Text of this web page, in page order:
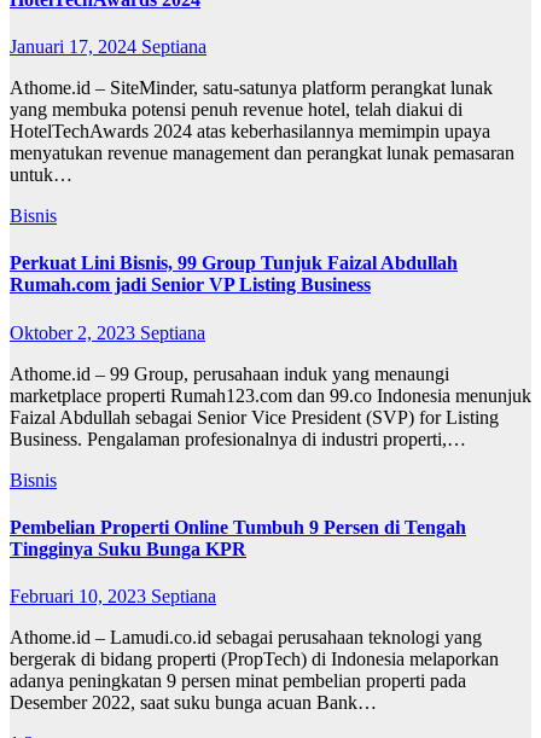
Januari 17, 2024 Septiana
Athome.id – SiteMinder, satu-satunya platform perangkat lunak
yang membuka potensi penuh revenue hotel, telah diakui di
HotelTechAwards 2024 atas keberhasilannya memimpin upaya
menyatukan revenue management dan perangkat lunak pemasaran
untuk…
Bisnis
Perkuat Lini Bisnis, 99 Group Tunjuk Faizal Abdullah
Rumah.com jadi Senior VP Listing Business
Oktober 2, 2023 Septiana
Athome.id – 99 Group, perusahaan induk yang menaungi
marketplace properti Rumah123.com dan 99.co Indonesia menunjuk
Faizal Abdullah sebagai Senior Vice President (SVP) for Listing
Business. Pengalaman profesionalnya di industri properti,…
Bisnis
Pembelian Properti Online Tumbuh 9 Persen di Tengah
Tingginya Suku Bunga KPR
Februari 10, 2023 Septiana
Athome.id – Lamudi.co.id sebagai perusahaan teknologi yang
bergerak di bidang properti (PropTech) di Indonesia melaporkan
adanya peningkatan 9 persen minat pembelian properti pada
Desember 2022, saat suku bunga acuan Bank…